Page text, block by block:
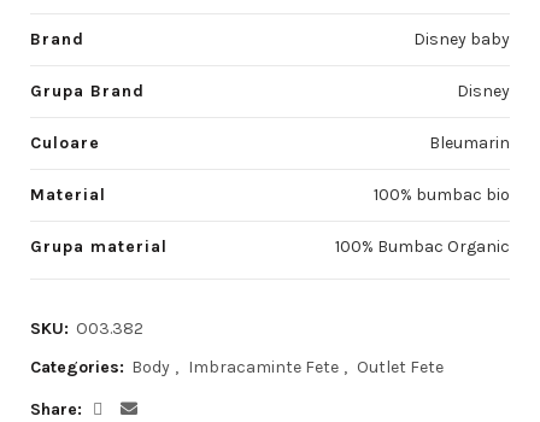
Brand Disney baby
Grupa Brand Disney
Culoare Bleumarin
Material 100% bumbac bio
Grupa material 100% Bumbac Organic
SKU: O03.382
Categories: Body , Imbracaminte Fete , Outlet Fete
Share